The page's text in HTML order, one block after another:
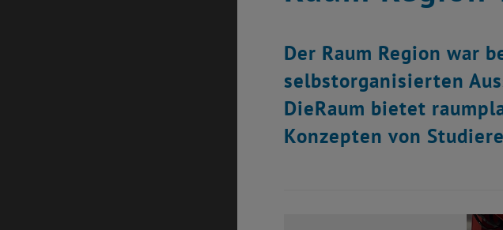
Der Raum Region war
selbstorganisierten
DieRaum bietet
Konzepten von